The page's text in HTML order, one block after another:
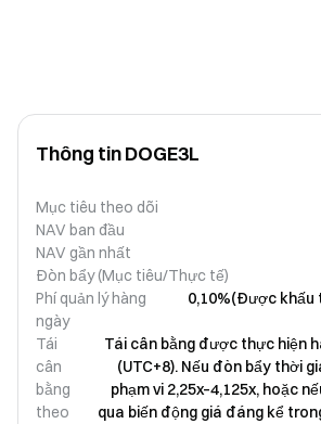
Thông tin DOGE3L
Mục tiêu theo dõi
NAV ban đầu
NAV gần nhất
Đòn bẩy (Mục tiêu/Thực tế)
Phí quản lý hàng
ngày
0,10%(Được khấu
Tái
cân
bằng
theo
Tái cân bằng được thực hiện
(UTC+8). Nếu đòn bẩy thời
phạm vi 2,25x–4,125x, hoặc
qua biến động giá đáng kể